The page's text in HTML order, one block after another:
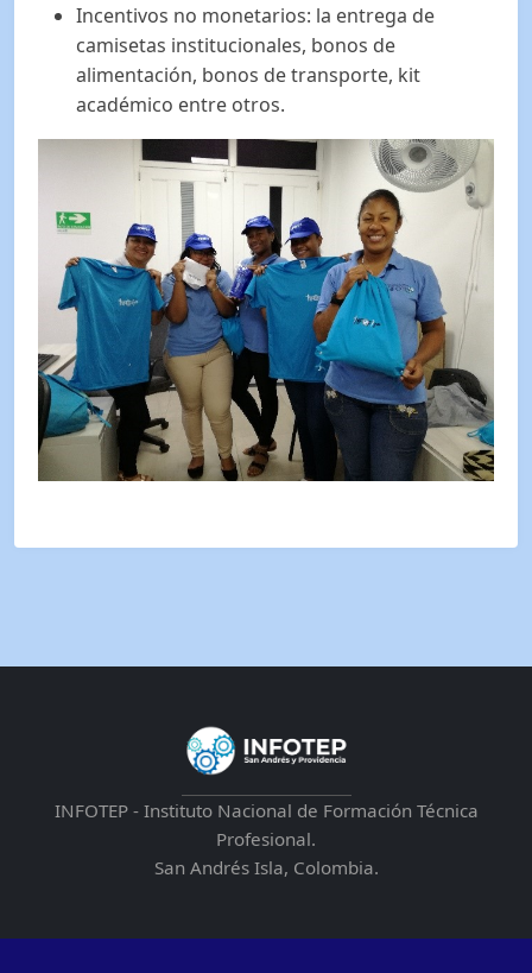
Incentivos no monetarios: la entrega de
camisetas institucionales, bonos de
alimentación, bonos de transporte, kit
académico entre otros.
INFOTEP - Instituto Nacional de Formación Técnica
Profesional.
San Andrés Isla, Colombia.